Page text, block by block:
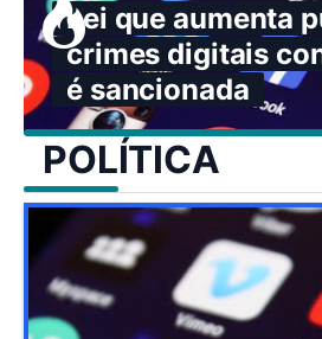
Lei que aumenta
crimes digitais
é sancionada
POLÍTICA